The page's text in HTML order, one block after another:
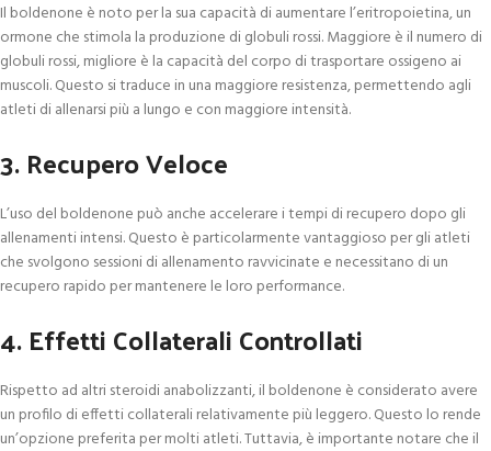
Il boldenone è noto per la sua capacità di aumentare l’eritropoietina, un
ormone che stimola la produzione di globuli rossi. Maggiore è il numero di
globuli rossi, migliore è la capacità del corpo di trasportare ossigeno ai
muscoli. Questo si traduce in una maggiore resistenza, permettendo agli
atleti di allenarsi più a lungo e con maggiore intensità.
3. Recupero Veloce
L’uso del boldenone può anche accelerare i tempi di recupero dopo gli
allenamenti intensi. Questo è particolarmente vantaggioso per gli atleti
che svolgono sessioni di allenamento ravvicinate e necessitano di un
recupero rapido per mantenere le loro performance.
4. Effetti Collaterali Controllati
Rispetto ad altri steroidi anabolizzanti, il boldenone è considerato avere
un profilo di effetti collaterali relativamente più leggero. Questo lo rende
un’opzione preferita per molti atleti. Tuttavia, è importante notare che il